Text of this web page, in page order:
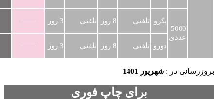
5000
عددی
یکرو تلفنی 8 روز تلفنی 3 روز ——
دورو تلفنی 8 روز تلفنی 3 روز ——
بروزرسانی در : شهریور 1401
برای چاپ فوری